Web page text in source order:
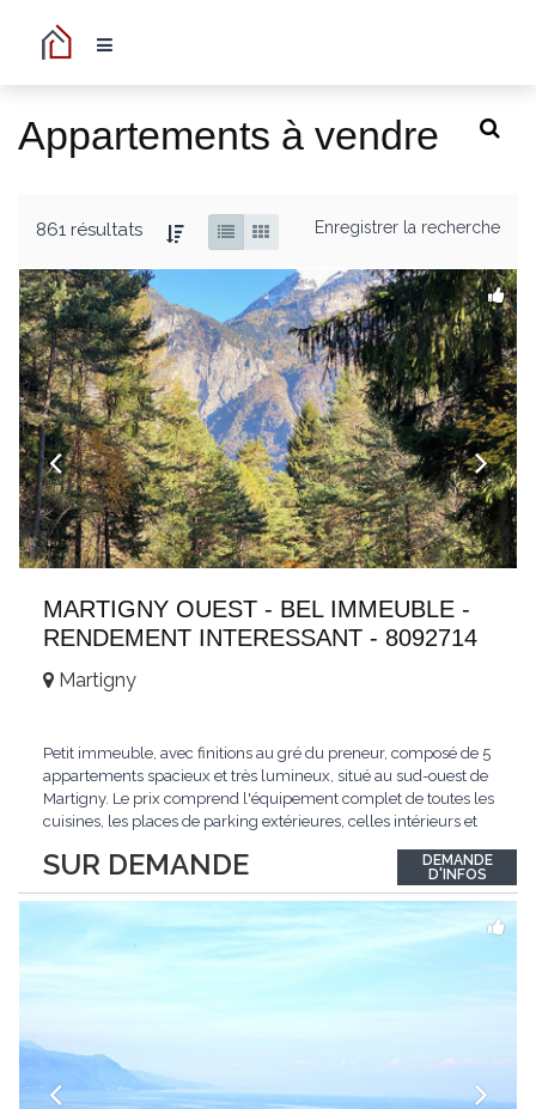
Appartements à vendre
861 résultats Enregistrer la recherche
MARTIGNY OUEST - BEL IMMEUBLE -
RENDEMENT INTERESSANT - 8092714
SUR DEMANDE
Martigny
Petit immeuble, avec finitions au gré du preneur, composé de 5
appartements spacieux et très lumineux, situé au sud-ouest de
Martigny. Le prix comprend l'équipement complet de toutes les
cuisines, les places de parking extérieures, celles intérieurs et
opportunité exclusive avec un rendement intéressant. Plus
d'informations...
DEMANDE
D'INFOS